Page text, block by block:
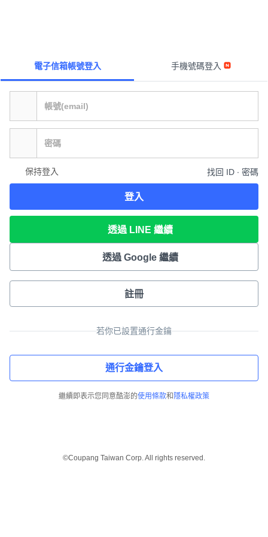
電子信箱帳號登入 手機號碼登入
保持登入 找回 ID ∙ 密碼
登入
透過 LINE 繼續
透過 Google 繼續
註冊
若你已設置通行金鑰
通行金鑰登入
繼續即表示您同意酷澎的使用條款和 隱私權政策
©Coupang Taiwan Corp. All rights reserved.